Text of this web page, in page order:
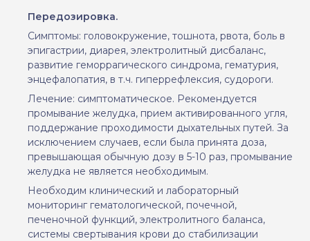
Передозировка.
Симптомы: головокружение, тошнота, рвота, боль в
эпигастрии, диарея, электролитный дисбаланс,
развитие геморрагического синдрома, гематурия,
энцефалопатия, в т.ч. гиперрефлексия, судороги.
Лечение: симптоматическое. Рекомендуется
промывание желудка, прием активированного угля,
поддержание проходимости дыхательных путей. За
исключением случаев, если была принята доза,
превышающая обычную дозу в 5-10 раз, промывание
желудка не является необходимым.
Необходим клинический и лабораторный
мониторинг гематологической, почечной,
печеночной функций, электролитного баланса,
системы свертывания крови до стабилизации